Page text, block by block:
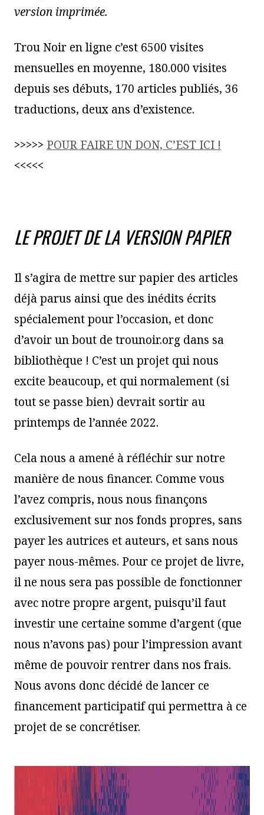
version imprimée.
Trou Noir en ligne c’est 6500 visites
mensuelles en moyenne, 180.000 visites
depuis ses débuts, 170 articles publiés, 36
traductions, deux ans d’existence.
>>>>> POUR FAIRE UN DON, C’EST ICI !
<<<<<
LE PROJET DE LA VERSION PAPIER
Il s’agira de mettre sur papier des articles
déjà parus ainsi que des inédits écrits
spécialement pour l’occasion, et donc
d’avoir un bout de trounoir.org dans sa
bibliothèque ! C’est un projet qui nous
excite beaucoup, et qui normalement (si
tout se passe bien) devrait sortir au
printemps de l’année 2022.
Cela nous a amené à réfléchir sur notre
manière de nous financer. Comme vous
l’avez compris, nous nous finançons
exclusivement sur nos fonds propres, sans
payer les autrices et auteurs, et sans nous
payer nous-mêmes. Pour ce projet de livre,
il ne nous sera pas possible de fonctionner
avec notre propre argent, puisqu’il faut
investir une certaine somme d’argent (que
nous n’avons pas) pour l’impression avant
même de pouvoir rentrer dans nos frais.
Nous avons donc décidé de lancer ce
financement participatif qui permettra à ce
projet de se concrétiser.